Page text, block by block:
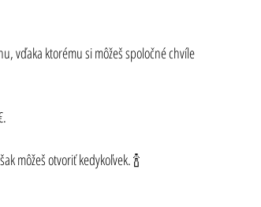
vďaka ktorému si môžeš spoločné chvíle
môžeš otvoriť kedykoľvek. 🍾